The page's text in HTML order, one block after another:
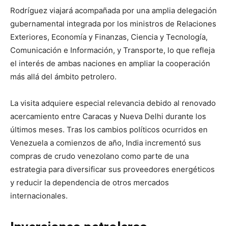
Rodríguez viajará acompañada por una amplia delegación
gubernamental integrada por los ministros de Relaciones
Exteriores, Economía y Finanzas, Ciencia y Tecnología,
Comunicación e Información, y Transporte, lo que refleja
el interés de ambas naciones en ampliar la cooperación
más allá del ámbito petrolero.
La visita adquiere especial relevancia debido al renovado
acercamiento entre Caracas y Nueva Delhi durante los
últimos meses. Tras los cambios políticos ocurridos en
Venezuela a comienzos de año, India incrementó sus
compras de crudo venezolano como parte de una
estrategia para diversificar sus proveedores energéticos
y reducir la dependencia de otros mercados
internacionales.